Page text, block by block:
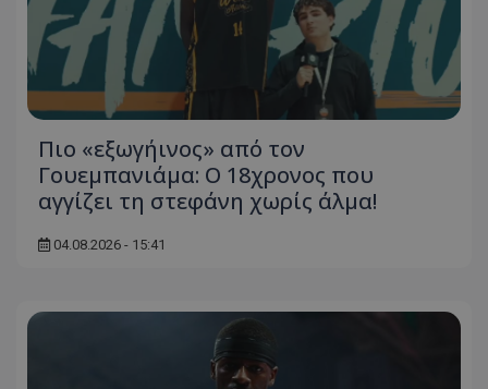
Πιο «εξωγήινος» από τον
Γουεμπανιάμα: Ο 18χρονος που
αγγίζει τη στεφάνη χωρίς άλμα!
04.08.2026 - 15:41